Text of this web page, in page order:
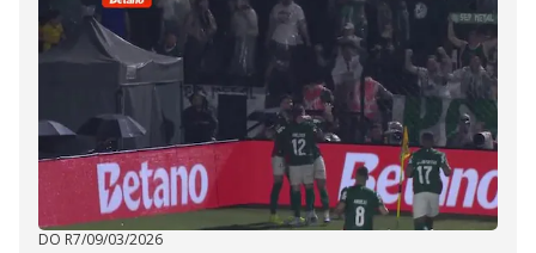
DO R7/09/03/2026